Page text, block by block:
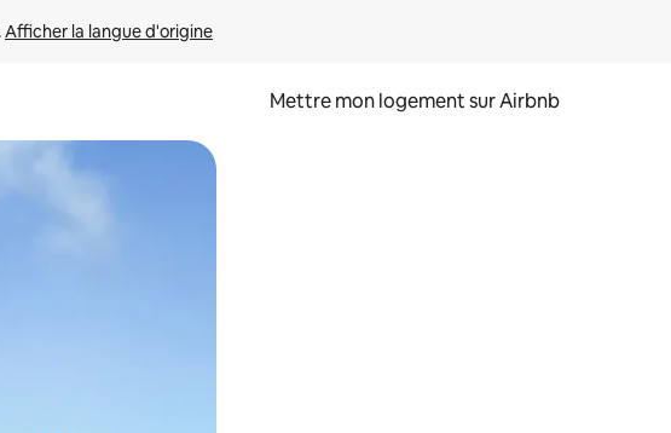
Afficher la langue d'origine
Mettre mon logement sur Airbnb